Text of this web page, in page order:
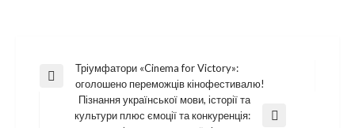
Навігація
записів
Previous
Тріумфатори «Cinema for Victory»:
оголошено переможців кінофестивалю!
Next
Пізнання української мови, історії та
культури плюс ємоції та конкуренція: